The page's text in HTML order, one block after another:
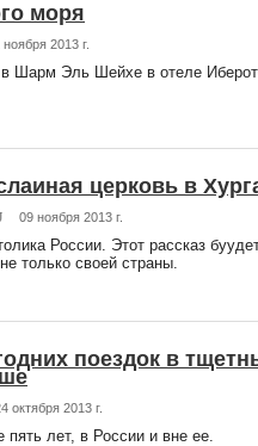
моря
ноября 2013 г.
Шарм Эль Шейхе в отеле
церковь в
09 ноября 2013 г.
России. Этот рассказ
только своей страны.
поездок в
октября 2013 г.
пять лет, в России и вне ее.